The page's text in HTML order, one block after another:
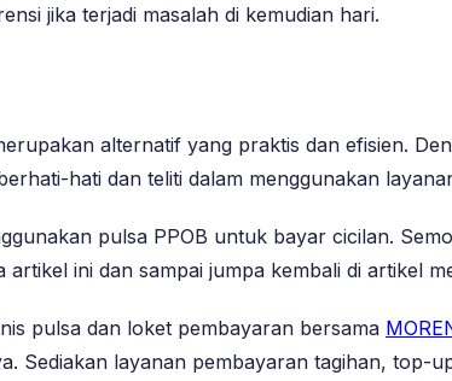
jika terjadi masalah di kemudian hari.
alternatif yang praktis dan efisien.
hati dan teliti dalam menggunakan
pulsa PPOB untuk bayar cicilan.
ini dan sampai jumpa kembali di artikel
pulsa dan loket pembayaran bersama
Sediakan layanan pembayaran tagihan,